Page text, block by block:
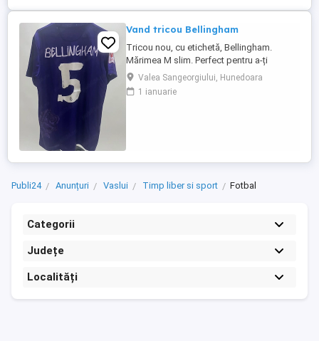
Vand tricou Bellingham
Tricou nou, cu etichetă, Bellingham.
Mărimea M slim. Perfect pentru a-ți
completa ținuta sport. Cumpără acum și
bucură-te de confortul și stilul său! Din
cauza unora care comanda si apoi nu
Valea Sangeorgiului, Hunedoara
1 ianuarie
Publi24 Anunțuri Vaslui Timp liber si sport Fotbal
Categorii
Județe
Localități